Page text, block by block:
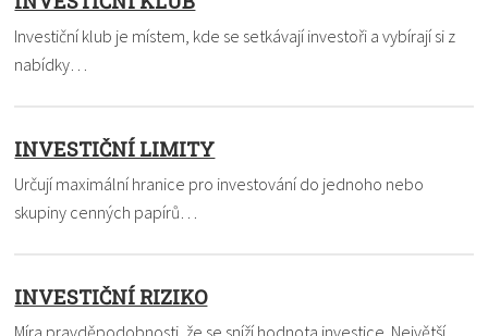
Investiční klub je místem, kde se setkávají investoři a vybírají si z
nabídky…
INVESTIČNÍ LIMITY
Určují maximální hranice pro investování do jednoho nebo
skupiny cenných papírů…
INVESTIČNÍ RIZIKO
Míra pravděpodobnosti, že se sníží hodnota investice. Největší